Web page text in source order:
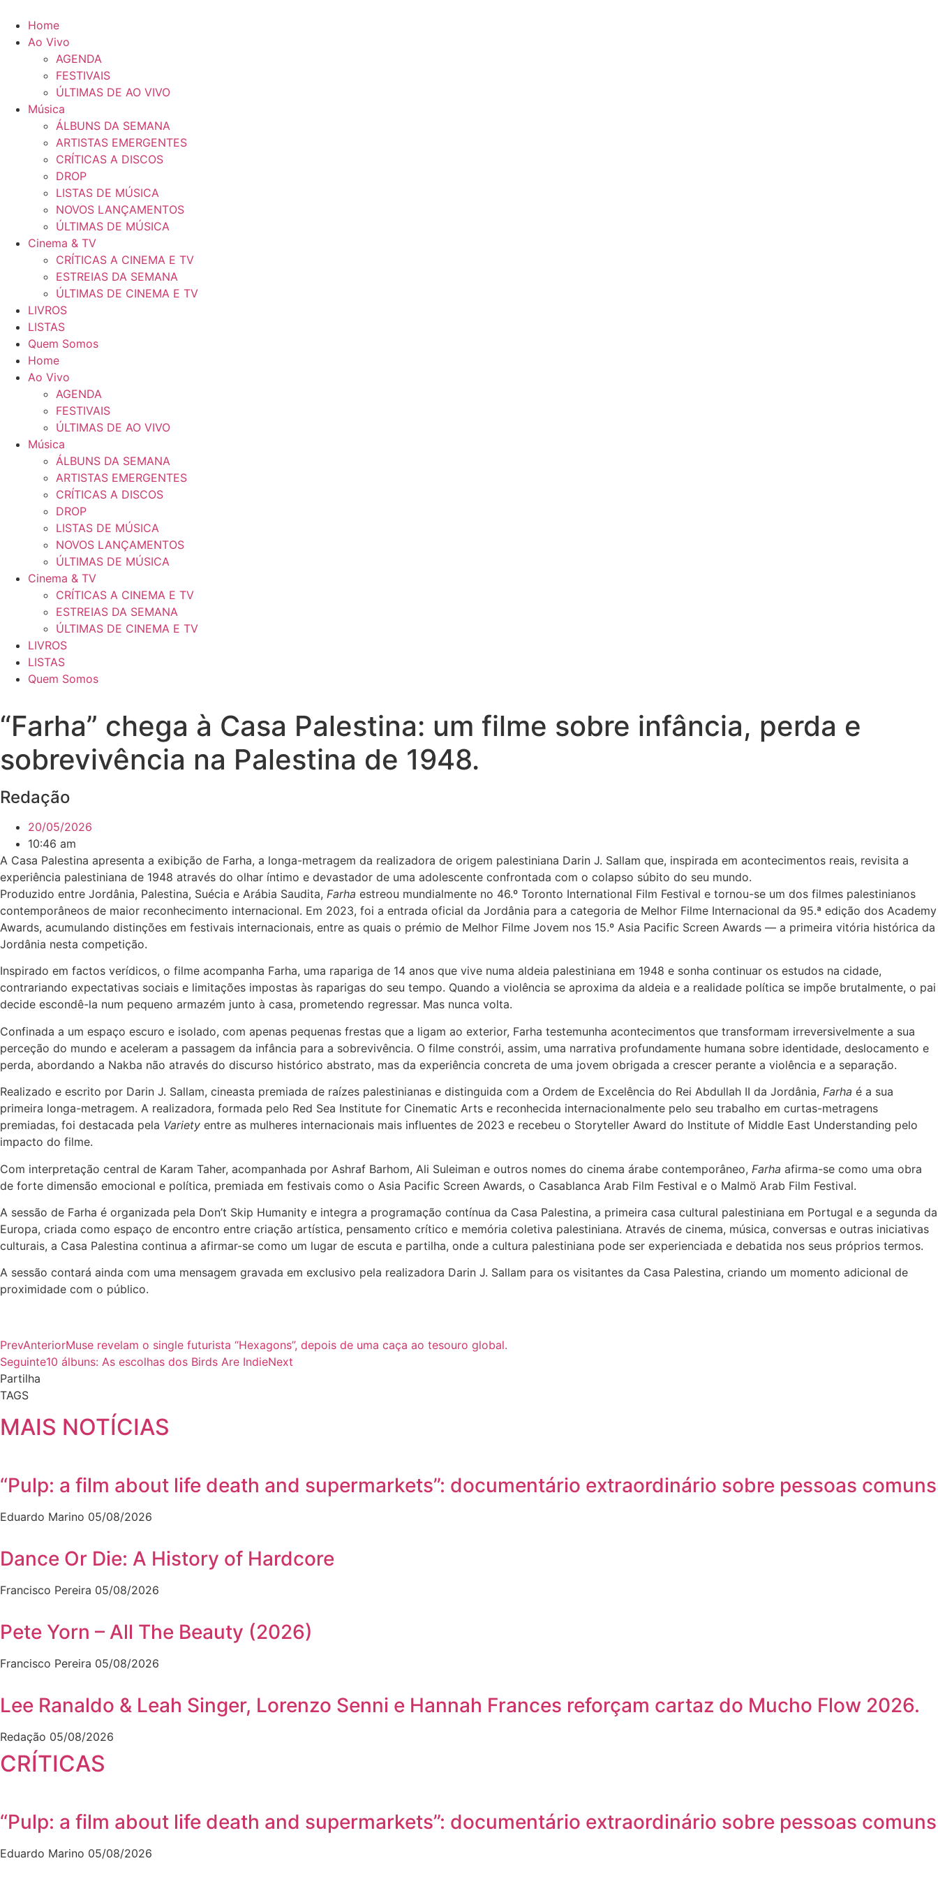
para
conteúdo
Home
Ao Vivo
AGENDA
FESTIVAIS
ÚLTIMAS DE AO VIVO
Música
ÁLBUNS DA SEMANA
ARTISTAS EMERGENTES
CRÍTICAS A DISCOS
DROP
LISTAS DE MÚSICA
NOVOS LANÇAMENTOS
ÚLTIMAS DE MÚSICA
Cinema & TV
CRÍTICAS A CINEMA E TV
ESTREIAS DA SEMANA
ÚLTIMAS DE CINEMA E TV
LIVROS
LISTAS
Quem Somos
Home
Ao Vivo
AGENDA
FESTIVAIS
ÚLTIMAS DE AO VIVO
Música
ÁLBUNS DA SEMANA
ARTISTAS EMERGENTES
CRÍTICAS A DISCOS
DROP
LISTAS DE MÚSICA
NOVOS LANÇAMENTOS
ÚLTIMAS DE MÚSICA
Cinema & TV
CRÍTICAS A CINEMA E TV
ESTREIAS DA SEMANA
ÚLTIMAS DE CINEMA E TV
LIVROS
LISTAS
Quem Somos
“Farha” chega à Casa Palestina: um filme sobre infância, perda e
sobrevivência na Palestina de 1948.
Redação
20/05/2026
10:46 am
A Casa Palestina apresenta a exibição de Farha, a longa-metragem da realizadora de origem palestiniana Darin J. Sallam que, inspirada em acontecimentos reais, revisita a
experiência palestiniana de 1948 através do olhar íntimo e devastador de uma adolescente confrontada com o colapso súbito do seu mundo.
Produzido entre Jordânia, Palestina, Suécia e Arábia Saudita, Farha estreou mundialmente no 46.º Toronto International Film Festival e tornou-se um dos filmes palestinianos
contemporâneos de maior reconhecimento internacional. Em 2023, foi a entrada oficial da Jordânia para a categoria de Melhor Filme Internacional da 95.ª edição dos Academy
Awards, acumulando distinções em festivais internacionais, entre as quais o prémio de Melhor Filme Jovem nos 15.º Asia Pacific Screen Awards — a primeira vitória histórica da
Jordânia nesta competição.
Inspirado em factos verídicos, o filme acompanha Farha, uma rapariga de 14 anos que vive numa aldeia palestiniana em 1948 e sonha continuar os estudos na cidade,
contrariando expectativas sociais e limitações impostas às raparigas do seu tempo. Quando a violência se aproxima da aldeia e a realidade política se impõe brutalmente, o pai
decide escondê-la num pequeno armazém junto à casa, prometendo regressar. Mas nunca volta.
Confinada a um espaço escuro e isolado, com apenas pequenas frestas que a ligam ao exterior, Farha testemunha acontecimentos que transformam irreversivelmente a sua
perceção do mundo e aceleram a passagem da infância para a sobrevivência. O filme constrói, assim, uma narrativa profundamente humana sobre identidade, deslocamento e
perda, abordando a Nakba não através do discurso histórico abstrato, mas da experiência concreta de uma jovem obrigada a crescer perante a violência e a separação.
Realizado e escrito por Darin J. Sallam, cineasta premiada de raízes palestinianas e distinguida com a Ordem de Excelência do Rei Abdullah II da Jordânia, Farha é a sua
primeira longa-metragem. A realizadora, formada pelo Red Sea Institute for Cinematic Arts e reconhecida internacionalmente pelo seu trabalho em curtas-metragens
premiadas, foi destacada pela Variety entre as mulheres internacionais mais influentes de 2023 e recebeu o Storyteller Award do Institute of Middle East Understanding pelo
impacto do filme.
Com interpretação central de Karam Taher, acompanhada por Ashraf Barhom, Ali Suleiman e outros nomes do cinema árabe contemporâneo, Farha afirma-se como uma obra
de forte dimensão emocional e política, premiada em festivais como o Asia Pacific Screen Awards, o Casablanca Arab Film Festival e o Malmö Arab Film Festival.
A sessão de Farha é organizada pela Don’t Skip Humanity e integra a programação contínua da Casa Palestina, a primeira casa cultural palestiniana em Portugal e a segunda da
Europa, criada como espaço de encontro entre criação artística, pensamento crítico e memória coletiva palestiniana. Através de cinema, música, conversas e outras iniciativas
culturais, a Casa Palestina continua a afirmar-se como um lugar de escuta e partilha, onde a cultura palestiniana pode ser experienciada e debatida nos seus próprios termos.
A sessão contará ainda com uma mensagem gravada em exclusivo pela realizadora Darin J. Sallam para os visitantes da Casa Palestina, criando um momento adicional de
proximidade com o público.
PrevAnteriorMuse revelam o single futurista “Hexagons”, depois de uma caça ao tesouro global.
Seguinte10 álbuns: As escolhas dos Birds Are IndieNext
Partilha
TAGS
MAIS NOTÍCIAS
“Pulp: a film about life death and supermarkets”: documentário extraordinário sobre pessoas comuns
Eduardo Marino 05/08/2026
Dance Or Die: A History of Hardcore
Francisco Pereira 05/08/2026
Pete Yorn – All The Beauty (2026)
Francisco Pereira 05/08/2026
Lee Ranaldo & Leah Singer, Lorenzo Senni e Hannah Frances reforçam cartaz do Mucho Flow 2026.
Redação 05/08/2026
CRÍTICAS
“Pulp: a film about life death and supermarkets”: documentário extraordinário sobre pessoas comuns
Eduardo Marino 05/08/2026